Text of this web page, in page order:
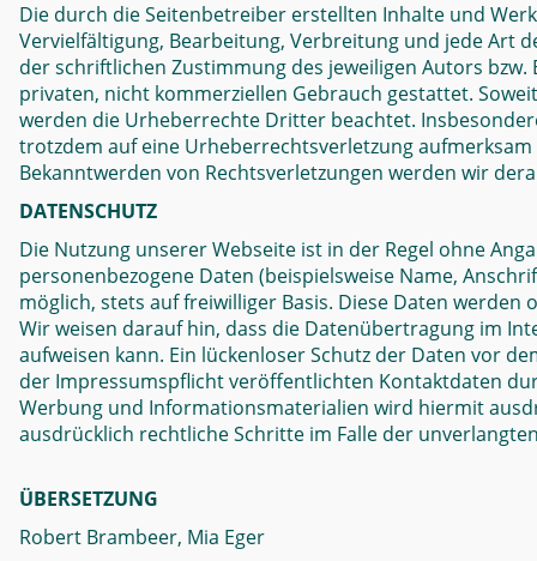
Die durch die Seitenbetreiber erstellten Inhalte und
Vervielfältigung, Bearbeitung, Verbreitung und jede Art
der schriftlichen Zustimmung des jeweiligen Autors
privaten, nicht kommerziellen Gebrauch gestattet.
werden die Urheberrechte Dritter beachtet.
trotzdem auf eine Urheberrechtsverletzung
Bekanntwerden von Rechtsverletzungen werden wir
DATENSCHUTZ
Die Nutzung unserer Webseite ist in der Regel ohne
personenbezogene Daten (beispielsweise Name,
möglich, stets auf freiwilliger Basis. Diese Daten
Wir weisen darauf hin, dass die Datenübertragung im
aufweisen kann. Ein lückenloser Schutz der Daten vor
der Impressumspflicht veröffentlichten Kontaktdaten
Werbung und Informationsmaterialien wird hiermit
ausdrücklich rechtliche Schritte im Falle der
ÜBERSETZUNG
Robert Brambeer, Mia Eger